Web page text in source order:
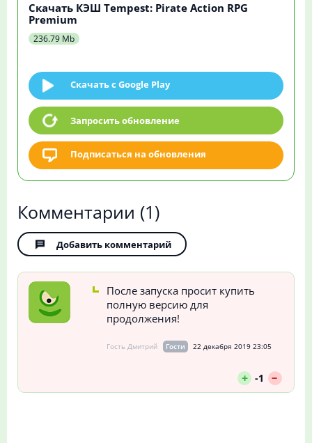
Скачать КЭШ Tempest: Pirate Action RPG
Premium
236.79 Mb
Скачать c Google Play
Запросить обновление
Подписаться на обновления
Комментарии (1)
Добавить комментарий
После запуска просит купить
полную версию для
продолжения!
Гость Дмитрий Гости 22 декабря 2019 23:05
+ -1 --